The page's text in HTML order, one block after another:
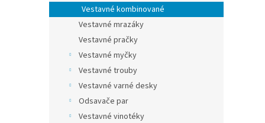
n
e
Vestavné kombinované
Vestavné mrazáky
Vestavné pračky
Vestavné myčky
Vestavné trouby
Vestavné varné desky
Odsavače par
Vestavné vinotéky